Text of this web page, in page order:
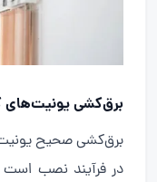
برق‌کشی یونیت‌های
برق‌کشی صحیح
در فرآیند نصب است